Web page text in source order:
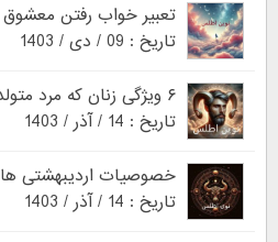
تعبیر خواب رفتن معشوق
تاریخ : 09 / دی / 1403
۶ ویژگی زنان که مرد متولد فروردین آن [...]
تاریخ : 14 / آذر / 1403
خصوصیات اردیبهشتی ها
تاریخ : 14 / آذر / 1403